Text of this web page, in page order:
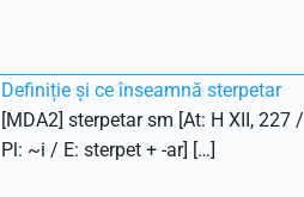
Definiție și ce înseamnă sterpetar
[MDA2] sterpetar sm [At: H XII, 227 /
Pl: ~i / E: sterpet + -ar] […]